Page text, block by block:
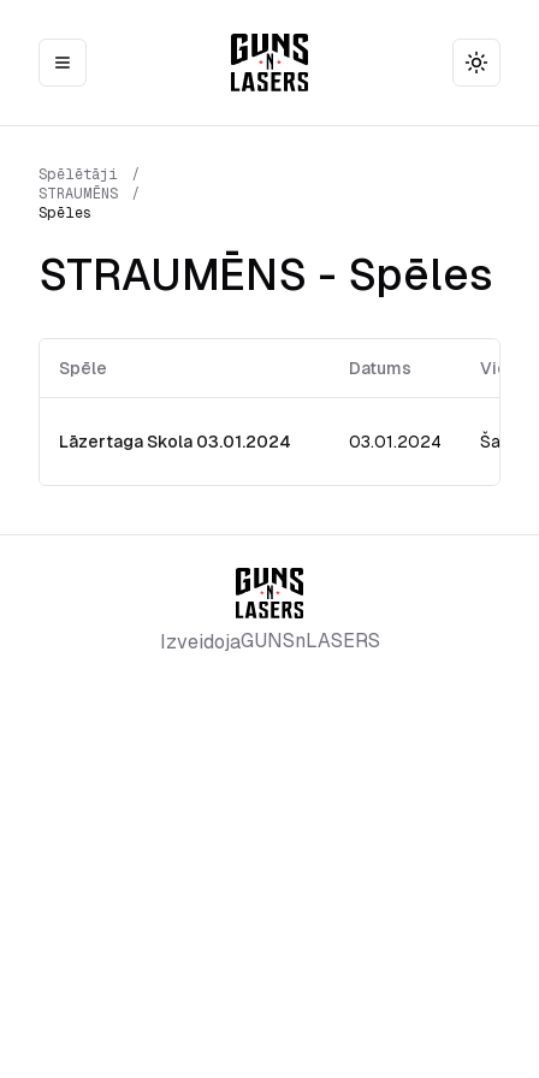
Toggle
Spēlētāji
/
STRAUMĒNS
/
Spēles
STRAUMĒNS - Spēles
Spēle Datums Vieta
Lāzertaga Skola 03.01.2024 03.01.2024
IzveidojaGUNSnLASERS